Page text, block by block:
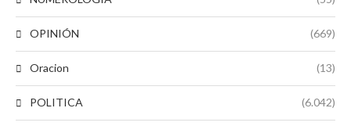
OPINIÓN (669)
Oracion (13)
POLITICA (6.042)